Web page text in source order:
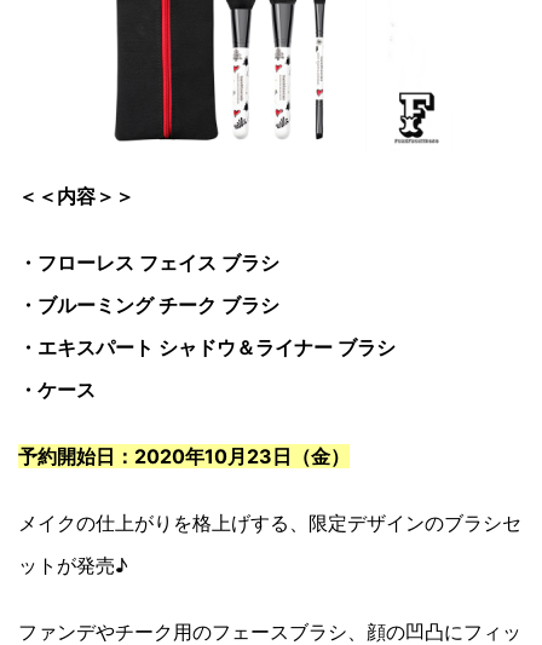
＜＜内容＞＞
・フローレス フェイス ブラシ
・ブルーミング チーク ブラシ
・エキスパート シャドウ＆ライナー ブラシ
・ケース
予約開始日：2020年10月23日（金）
メイクの仕上がりを格上げする、限定デザインのブラシセ
ットが発売♪
ファンデやチーク用のフェースブラシ、顔の凹凸にフィッ